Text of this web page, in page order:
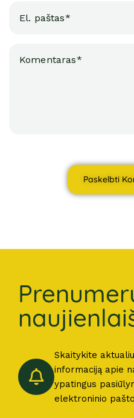
Paskelbti
Skaitykite
informaciją apie
ypatingus
elektroninio